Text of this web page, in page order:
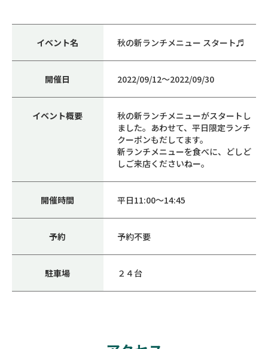
イベント名 秋の新ランチメニュー スタート♬
開催日 2022/09/12〜2022/09/30
イベント概要
秋の新ランチメニューがスタートし
ました。あわせて、平日限定ランチ
クーポンもだしてます。
新ランチメニューを食べに、どしど
しご来店くださいねー。
開催時間 平日11:00～14:45
予約 予約不要
駐車場 ２４台